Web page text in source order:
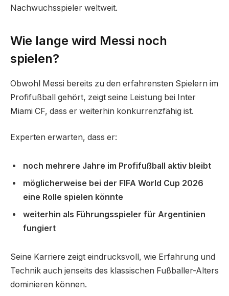
Nachwuchsspieler weltweit.
Wie lange wird Messi noch
spielen?
Obwohl Messi bereits zu den erfahrensten Spielern im
Profifußball gehört, zeigt seine Leistung bei Inter
Miami CF, dass er weiterhin konkurrenzfähig ist.
Experten erwarten, dass er:
noch mehrere Jahre im Profifußball aktiv bleibt
möglicherweise bei der FIFA World Cup 2026
eine Rolle spielen könnte
weiterhin als Führungsspieler für Argentinien
fungiert
Seine Karriere zeigt eindrucksvoll, wie Erfahrung und
Technik auch jenseits des klassischen Fußballer-Alters
dominieren können.